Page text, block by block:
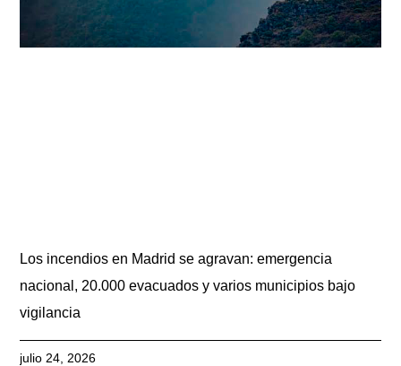
Los incendios en Madrid se agravan: emergencia
nacional, 20.000 evacuados y varios municipios bajo
vigilancia
julio 24, 2026